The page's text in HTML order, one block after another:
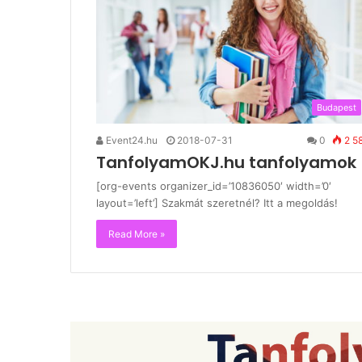
Budapest
Event24.hu 2018-07-31 0 2
TanfolyamOKJ.hu tanfolyamok
[org-events organizer_id=’10836050′ width=’0′
layout=’left’] Szakmát szeretnél? Itt a megoldás!
Read More »